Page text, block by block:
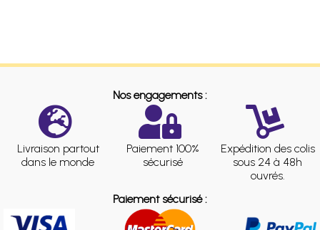
Nos engagements :
Livraison partout
dans le monde
Paiement 100%
sécurisé
Expédition des colis
sous 24 à 48h
ouvrés.
Paiement sécurisé :